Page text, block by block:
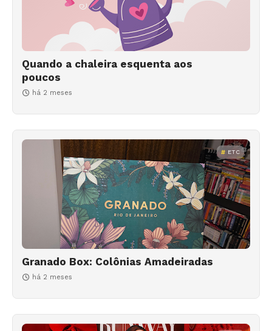
Quando a chaleira esquenta aos
poucos
há 2 meses
ETC
Granado Box: Colônias Amadeiradas
há 2 meses